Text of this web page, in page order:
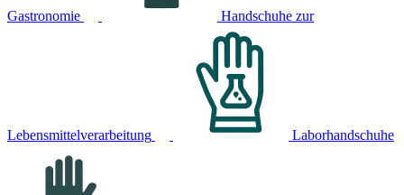
Gastronomie Handschuhe zur
Lebensmittelverarbeitung Laborhandschuhe